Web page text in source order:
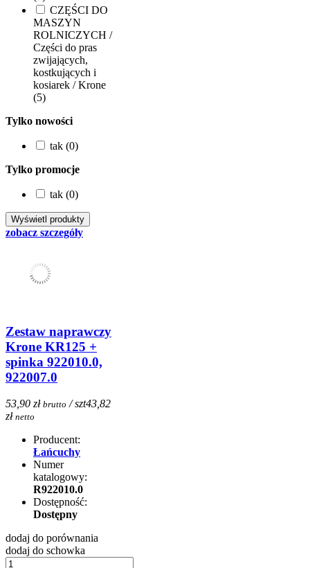
CZĘŚCI DO
MASZYN
ROLNICZYCH /
Części do pras
zwijających,
kostkujących i
kosiarek / Krone
(5)
Tylko nowości
tak (0)
Tylko promocje
tak (0)
zobacz szczegóły
Zestaw naprawczy
Krone KR125 +
spinka 922010.0,
922007.0
53,90 zł brutto / szt43,82
zł netto
Producent:
Łańcuchy
Numer
katalogowy:
R922010.0
Dostępność:
Dostępny
dodaj do porównania
dodaj do schowka